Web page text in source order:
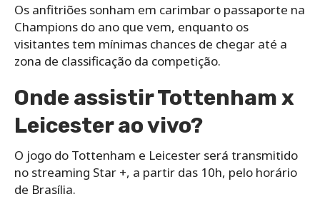
Os anfitriões sonham em carimbar o passaporte na
Champions do ano que vem, enquanto os
visitantes tem mínimas chances de chegar até a
zona de classificação da competição.
Onde assistir Tottenham x
Leicester ao vivo?
O jogo do Tottenham e Leicester será transmitido
no streaming Star +, a partir das 10h, pelo horário
de Brasília.